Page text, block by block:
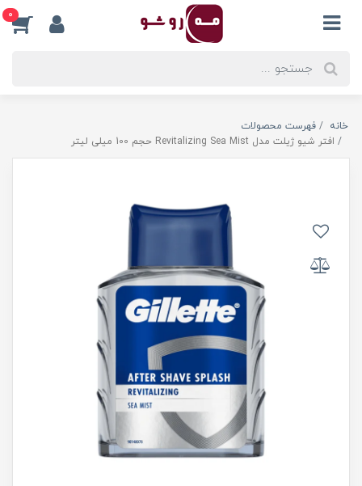
0
خانه
فهرست محصولات
افتر شیو ژیلت مدل Revitalizing Sea Mist حجم 100 میلی لیتر